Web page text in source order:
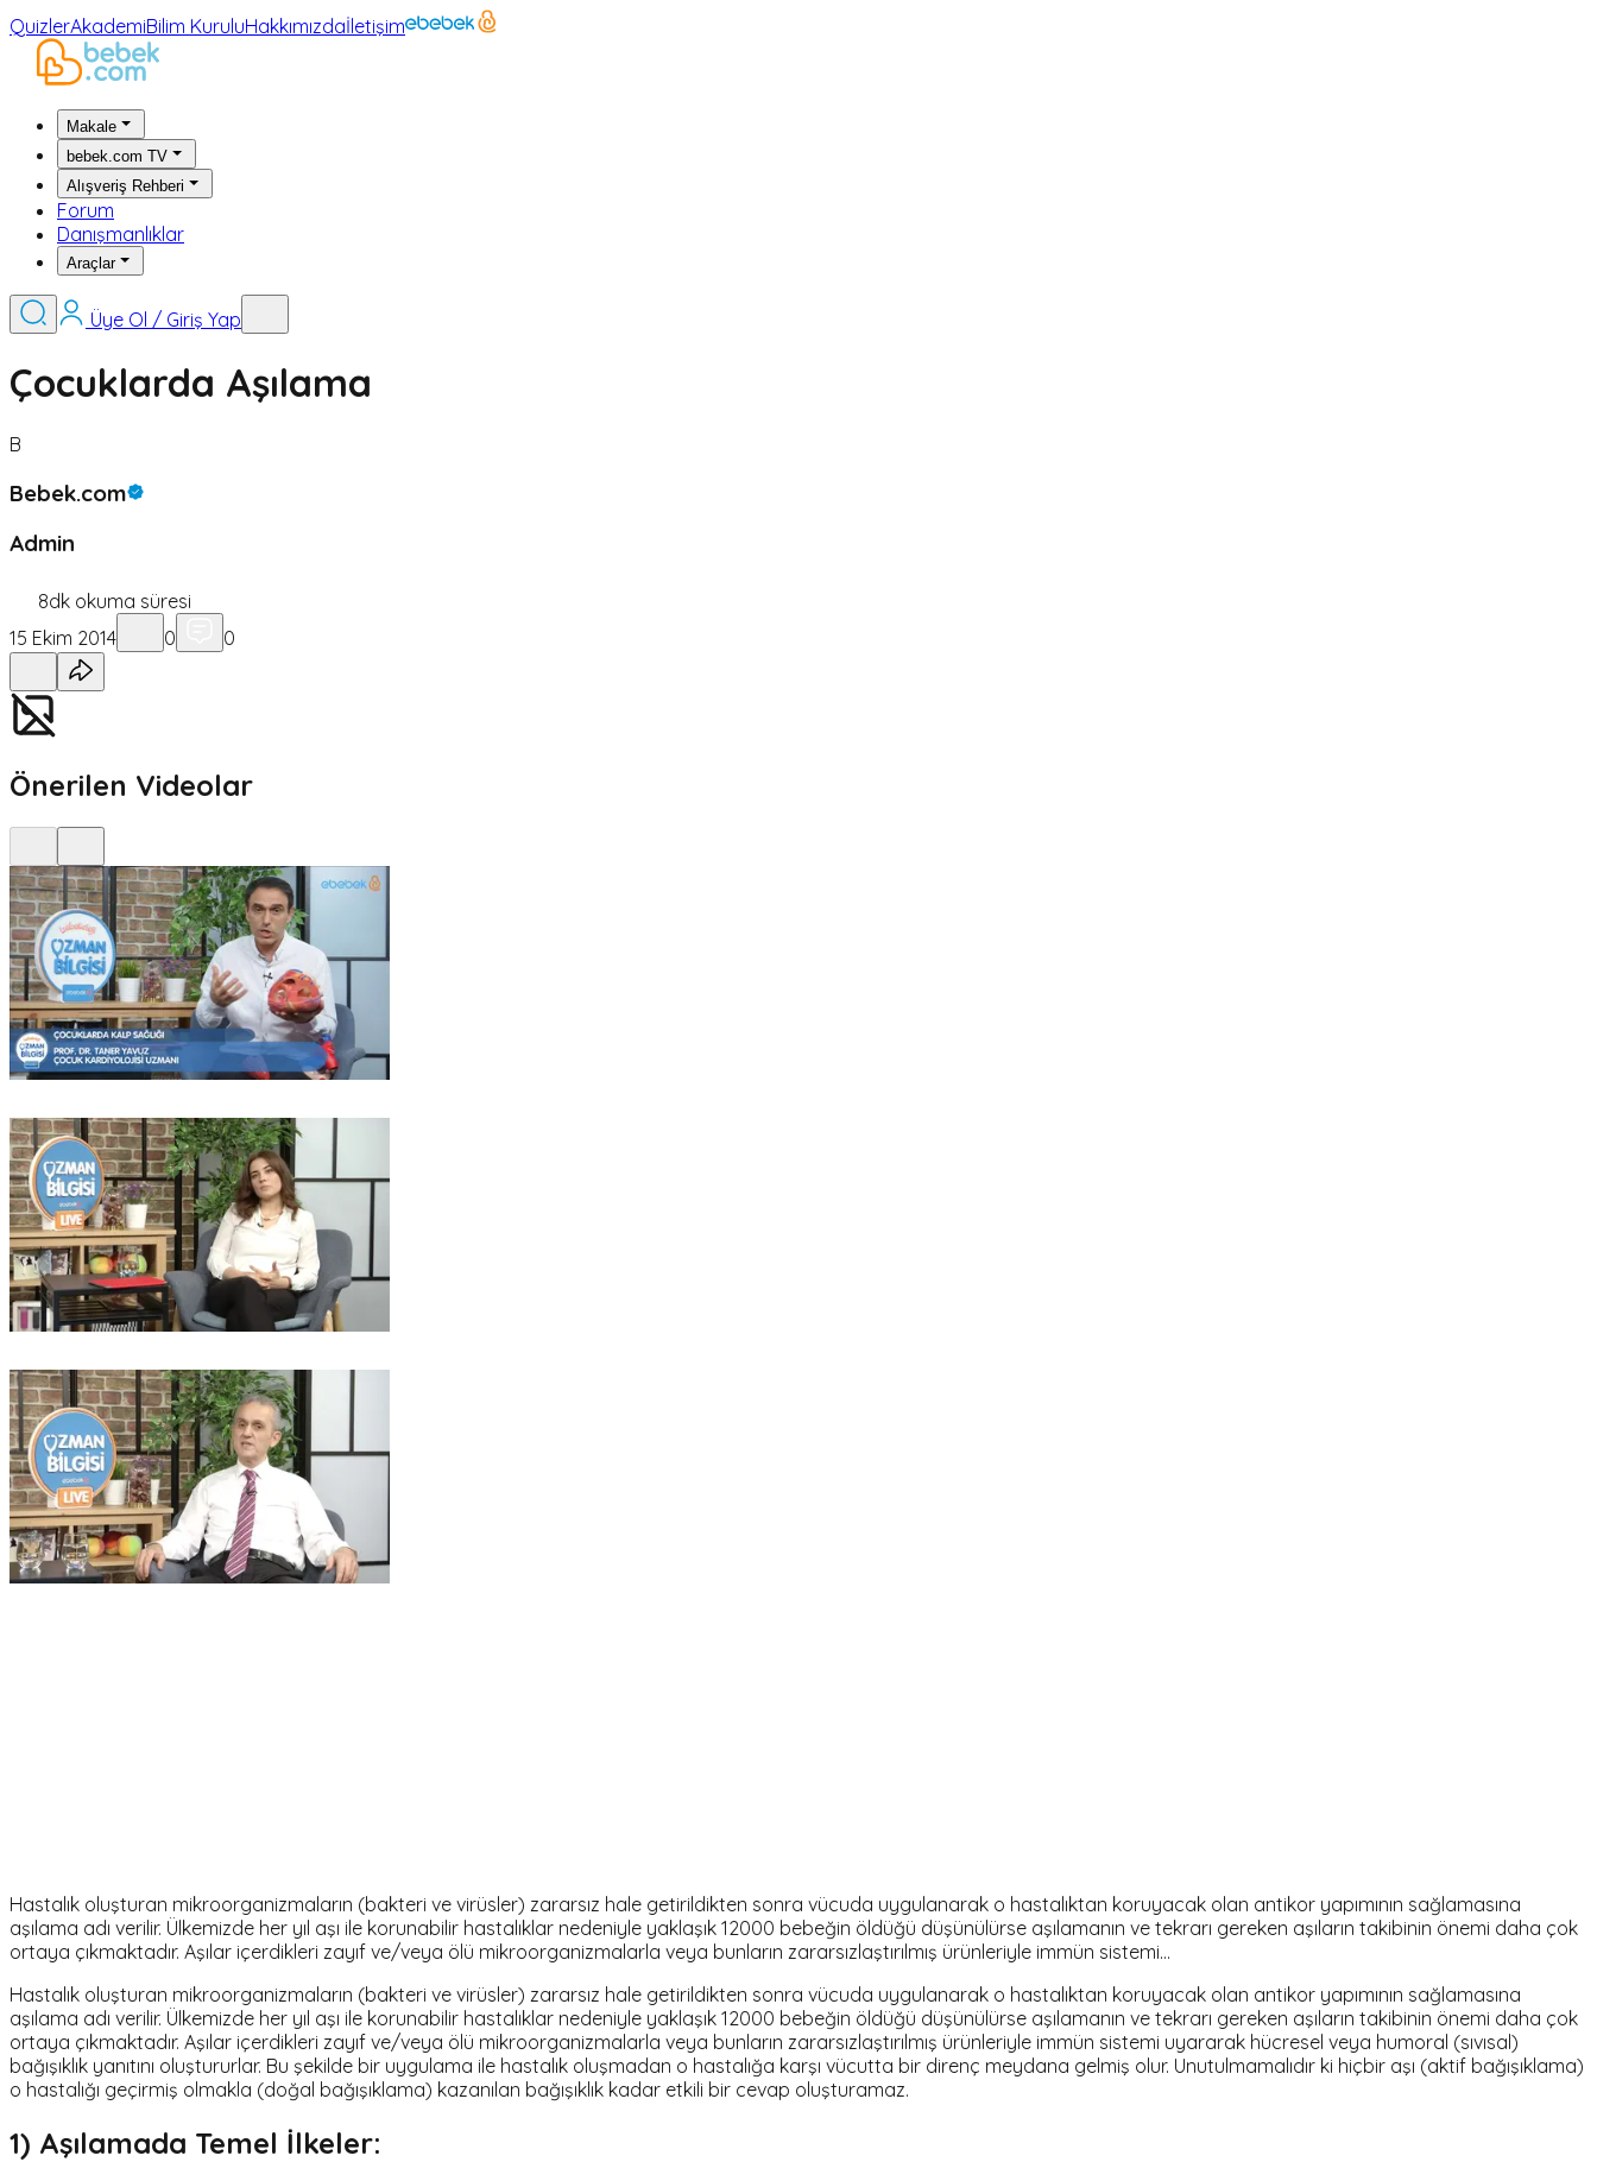
QuizlerAkademiBilim KuruluHakkımızdaİletişim
Makale
bebek.com TV
Alışveriş Rehberi
Forum
Danışmanlıklar
Araçlar
Üye Ol / Giriş Yap
Çocuklarda Aşılama
B
Bebek.com
Admin
8dk okuma süresi
15 Ekim 2014
0 0
Önerilen Videolar
Hastalık oluşturan mikroorganizmaların (bakteri ve virüsler) zararsız hale getirildikten sonra vücuda uygulanarak o hastalıktan koruyacak olan antikor yapımının sağlamasına
aşılama adı verilir. Ülkemizde her yıl aşı ile korunabilir hastalıklar nedeniyle yaklaşık 12000 bebeğin öldüğü düşünülürse aşılamanın ve tekrarı gereken aşıların takibinin önemi daha çok
ortaya çıkmaktadır. Aşılar içerdikleri zayıf ve/veya ölü mikroorganizmalarla veya bunların zararsızlaştırılmış ürünleriyle immün sistemi…
Hastalık oluşturan mikroorganizmaların (bakteri ve virüsler) zararsız hale getirildikten sonra vücuda uygulanarak o hastalıktan koruyacak olan antikor yapımının sağlamasına
aşılama adı verilir. Ülkemizde her yıl aşı ile korunabilir hastalıklar nedeniyle yaklaşık 12000 bebeğin öldüğü düşünülürse aşılamanın ve tekrarı gereken aşıların takibinin önemi daha çok
ortaya çıkmaktadır. Aşılar içerdikleri zayıf ve/veya ölü mikroorganizmalarla veya bunların zararsızlaştırılmış ürünleriyle immün sistemi uyararak hücresel veya humoral (sıvısal)
bağışıklık yanıtını oluştururlar. Bu şekilde bir uygulama ile hastalık oluşmadan o hastalığa karşı vücutta bir direnç meydana gelmiş olur. Unutulmamalıdır ki hiçbir aşı (aktif bağışıklama)
o hastalığı geçirmiş olmakla (doğal bağışıklama) kazanılan bağışıklık kadar etkili bir cevap oluşturamaz.
1) Aşılamada Temel İlkeler: